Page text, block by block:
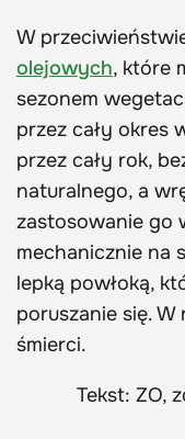
W
olejowych, które
sezonem
przez cały okres
przez cały rok,
naturalnego, a
zastosowanie go
mechanicznie na
lepką powłoką,
poruszanie się.
śmierci.
Tekst: ZO,